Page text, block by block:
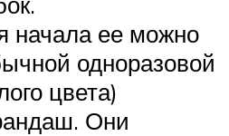
начала ее можно
одноразовой
цвета)
Они